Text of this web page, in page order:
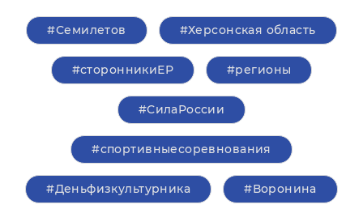
#Семилетов #Херсонская область
#сторонникиЕР #регионы
#СилаРоссии
#спортивныесоревнования
#Деньфизкультурника #Воронина